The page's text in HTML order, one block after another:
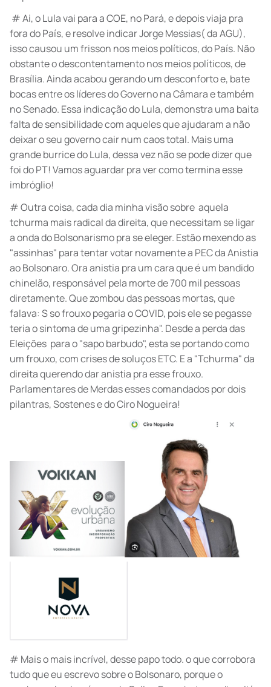
# Ai, o Lula vai para a COE, no Pará, e depois viaja pra
fora do País, e resolve indicar Jorge Messias( da AGU),
isso causou um frisson nos meios políticos, do País. Não
obstante o descontentamento nos meios políticos, de
Brasília. Ainda acabou gerando um desconforto e, bate
bocas entre os líderes do Governo na Câmara e também
no Senado. Essa indicação do Lula, demonstra uma baita
falta de sensibilidade com aqueles que ajudaram a não
deixar o seu governo cair num caos total. Mais uma
grande burrice do Lula, dessa vez não se pode dizer que
foi do PT! Vamos aguardar pra ver como termina esse
imbróglio!
# Outra coisa, cada dia minha visão sobre aquela
tchurma mais radical da direita, que necessitam se ligar
a onda do Bolsonarismo pra se eleger. Estão mexendo as
"assinhas" para tentar votar novamente a PEC da Anistia
ao Bolsonaro. Ora anistia pra um cara que é um bandido
chinelão, responsável pela morte de 700 mil pessoas
diretamente. Que zombou das pessoas mortas, que
falava: S so frouxo pegaria o COVID, pois ele se pegasse
teria o sintoma de uma gripezinha". Desde a perda das
Eleições para o "sapo barbudo", esta se portando como
um frouxo, com crises de soluços ETC. E a "Tchurma" da
direita querendo dar anistia pra esse frouxo.
Parlamentares de Merdas esses comandados por dois
pilantras, Sostenes e do Ciro Nogueira!
# Mais o mais incrível, desse papo todo. o que corrobora
tudo que eu escrevo sobre o Bolsonaro, porque o